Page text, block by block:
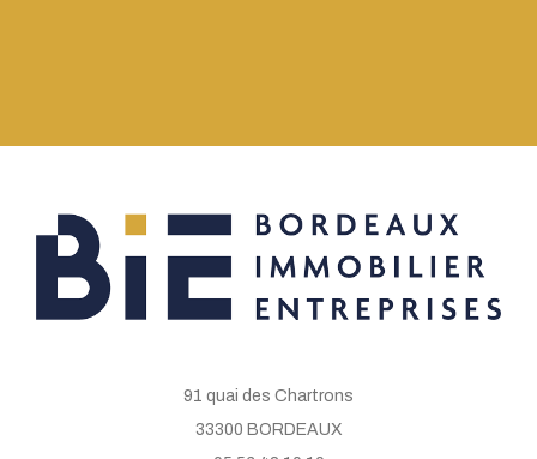
91 quai des Chartrons
33300 BORDEAUX